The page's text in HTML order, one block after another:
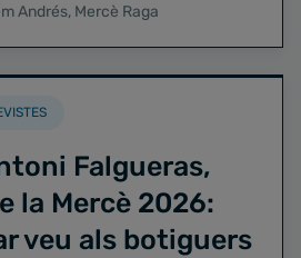
Andrés, Mercè Raga
Falgueras,
la Mercè 2026:
veu als botiguers